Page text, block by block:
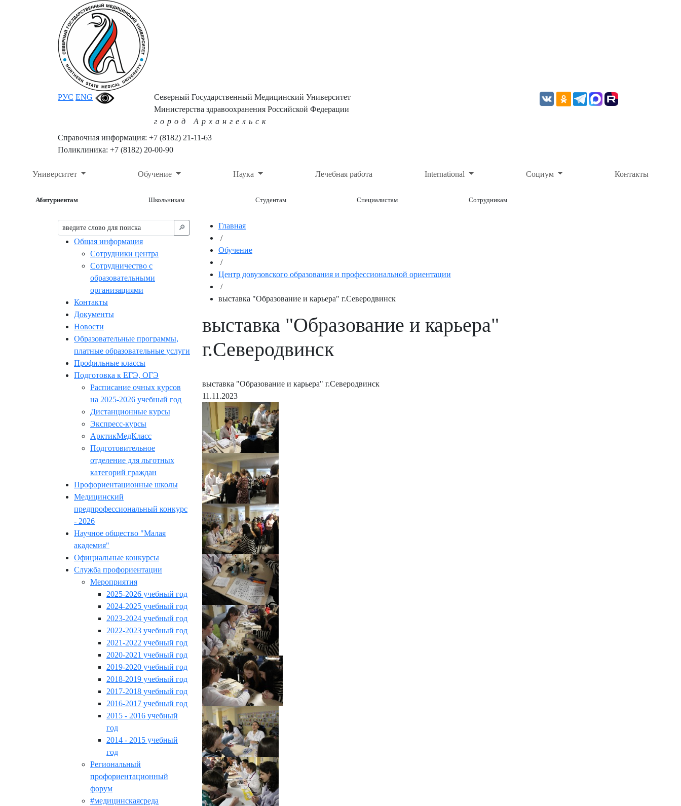
РУС ENG
Северный Государственный Медицинский Университет
Министерства здравоохранения Российской Федерации
город Архангельск
Справочная информация: +7 (8182) 21-11-63
Поликлиника: +7 (8182) 20-00-90
Университет Обучение Наука Лечебная работа International Социум Контакты
Абитуриентам Школьникам Студентам Специалистам Сотрудникам
🔎︎
Общая информация
Сотрудники центра
Сотрудничество с
образовательными
организациями
Контакты
Документы
Новости
Образовательные программы,
платные образовательные услуги
Профильные классы
Подготовка к ЕГЭ, ОГЭ
Расписание очных курсов
на 2025-2026 учебный год
Дистанционные курсы
Экспресс-курсы
АрктикМедКласс
Подготовительное
отделение для льготных
категорий граждан
Профориентационные школы
Медицинский
предпрофессиональный конкурс
- 2026
Научное общество "Малая
академия"
Официальные конкурсы
Служба профориентации
Мероприятия
2025-2026 учебный год
2024-2025 учебный год
2023-2024 учебный год
2022-2023 учебный год
2021-2022 учебный год
2020-2021 учебный год
2019-2020 учебный год
2018-2019 учебный год
2017-2018 учебный год
2016-2017 учебный год
2015 - 2016 учебный
год
2014 - 2015 учебный
год
Региональный
профориентационный
форум
#медицинскаясреда
Главная
/
Обучение
/
Центр довузовского образования и профессиональной ориентации
/
выставка "Образование и карьера" г.Северодвинск
выставка "Образование и карьера"
г.Северодвинск
выставка "Образование и карьера" г.Северодвинск
11.11.2023